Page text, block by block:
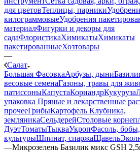
для цветовТеплицы, парники
килограммовыеУдобрения
материалФигурки и декоры для
садаФлористикаХимикатыХимикаты
пакетированныеХозтовары
—
Салат
Большая ФасовкаАрбузы, дыни
весовые семенаГазоны, травы для
патиссоныКапустаКориандрКукуруза
упаковка Пряные и лекарственные
прочееГрибыКартофель Клубника,
земляникаСельдерейСтоловые
ДуэтТоматыТыкваУкропФасоль,
культурыШпинат, спаржаЩавель
—Микрозелень Базилик микс GSH